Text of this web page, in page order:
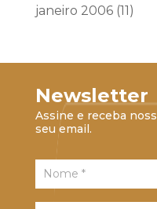
janeiro 2006(11)
Newsletter
Assine e receba
seu email.